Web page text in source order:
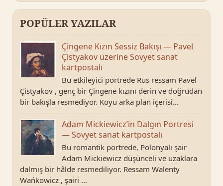
POPÜLER YAZILAR
Çingene Kızın Sessiz Bakışı — Pavel
Çistyakov üzerine Sovyet sanat
kartpostalı
Bu etkileyici portrede Rus ressam Pavel
Çistyakov , genç bir Çingene kızını derin ve doğrudan
bir bakışla resmediyor. Koyu arka plan içerisi...
Adam Mickiewicz’in Dalgın Portresi
— Sovyet sanat kartpostalı
Bu romantik portrede, Polonyalı şair
Adam Mickiewicz düşünceli ve uzaklara
dalmış bir hâlde resmediliyor. Ressam Walenty
Wańkowicz , şairi ...